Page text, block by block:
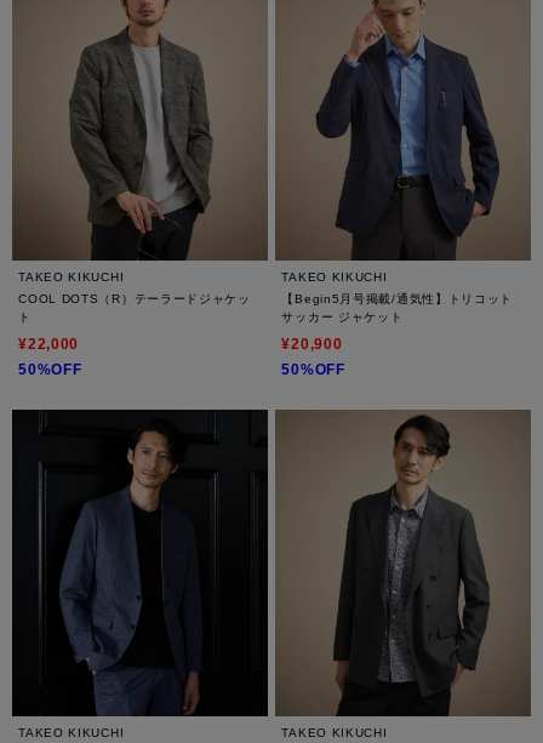
TAKEO KIKUCHI
COOL DOTS（R）テーラードジャケッ
ト
¥22,000
50%OFF
TAKEO KIKUCHI
【Begin5月号掲載/通気性】トリコット
サッカー ジャケット
¥20,900
50%OFF
TAKEO KIKUCHI
TAKEO KIKUCHI